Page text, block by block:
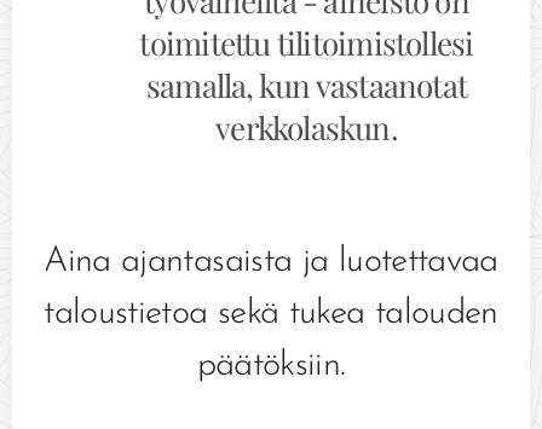
toimitettu tilitoimistollesi
samalla, kun vastaanotat
verkkolaskun.
Aina ajantasaista ja luotettavaa
taloustietoa sekä tukea talouden
päätöksiin.